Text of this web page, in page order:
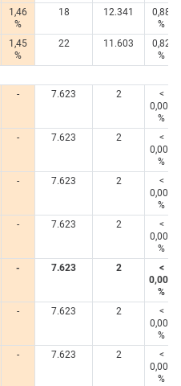
1,46
%
18 12.341
0,88
%
1,45
%
22 11.603
0,82
%
- 7.623 2
<
0,005
%
- 7.623 2
<
0,005
%
- 7.623 2
<
0,005
%
- 7.623 2
<
0,005
%
- 7.623 2
<
0,005
%
- 7.623 2
<
0,005
%
- 7.623 2
<
0,005
%